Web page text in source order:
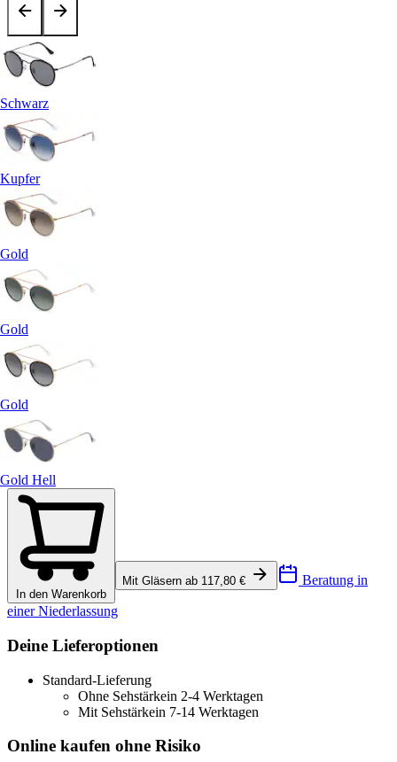
Schwarz
Kupfer
Gold
Gold
Gold
Gold Hell
In den Warenkorb
Mit Gläsern ab 117,80 € Beratung in
einer Niederlassung
Deine Lieferoptionen
Standard-Lieferung
Ohne Sehstärkein 2-4 Werktagen
Mit Sehstärkein 7-14 Werktagen
Online kaufen ohne Risiko